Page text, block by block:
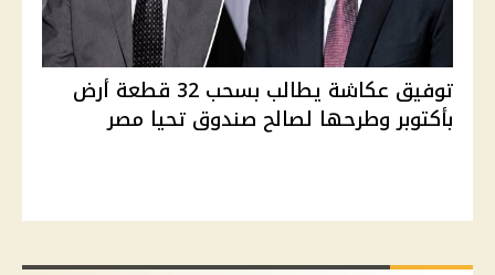
توفيق عكاشة يطالب بسحب 32 قطعة أرض
بأكتوبر وطرحها لصالح صندوق تحيا مصر